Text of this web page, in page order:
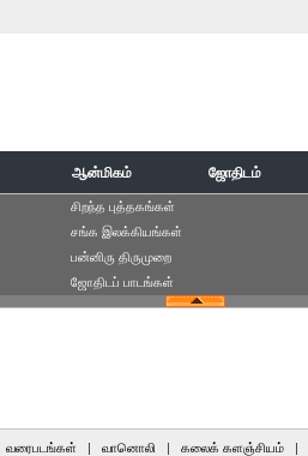
ஆன்மிகம் ஜோதிடம்
சிறந்த புத்தகங்கள்
சங்க இலக்கியங்கள்
பன்னிரு திருமுறை
ஜோதிடப் பாடங்கள்
வரைபடங்கள் | வானொலி | கலைக் களஞ்சியம் |